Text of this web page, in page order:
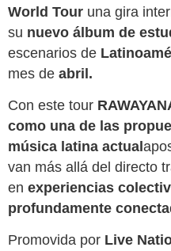
World Tour una gira
su nuevo álbum de
escenarios de
mes de abril.
Con este tour
como una de las
música latina actual
van más allá del directo
en experiencias
profundamente
Promovida por Live